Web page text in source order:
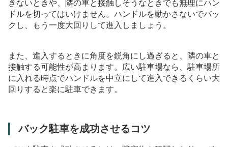
きないときや、隣の車と接触しそうなときでも無理にハン
ドルを切ってはいけません。ハンドルを動かさないでバッ
クし、もう一度大回りして進入しましょう。
また、進入するときに角度を鋭角にし過ぎると、隣の車と
接触する可能性が高まります。広い駐車場なら、駐車場所
に入れる時点でハンドルを中立にして進入できるくらい大
回りすると楽に駐車できます。
バック駐車を成功させるコツ